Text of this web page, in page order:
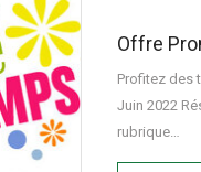
Offre
Profitez des
Juin 2022
rubrique…